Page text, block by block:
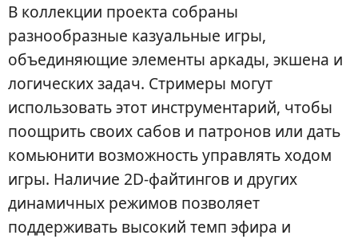
В коллекции проекта собраны
разнообразные казуальные игры,
объединяющие элементы аркады, экшена и
логических задач. Стримеры могут
использовать этот инструментарий, чтобы
поощрить своих сабов и патронов или дать
комьюнити возможность управлять ходом
игры. Наличие 2D-файтингов и других
динамичных режимов позволяет
поддерживать высокий темп эфира и